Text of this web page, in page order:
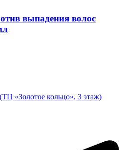
выпадения волос
«Золотое кольцо», 3 этаж)